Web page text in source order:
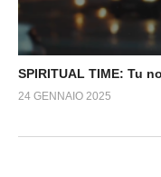
SPIRITUAL TIME: Tu
24 GENNAIO 2025